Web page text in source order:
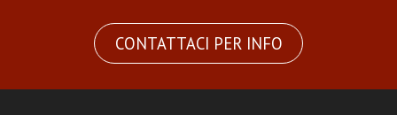
CONTATTACI PER INFO